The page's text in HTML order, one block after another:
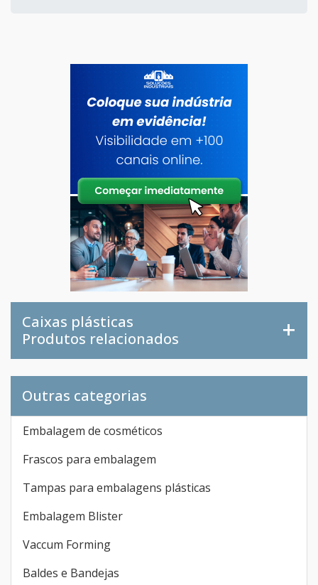
Caixas plásticas
Produtos relacionados
Outras categorias
Embalagem de cosméticos
Frascos para embalagem
Tampas para embalagens plásticas
Embalagem Blister
Vaccum Forming
Baldes e Bandejas